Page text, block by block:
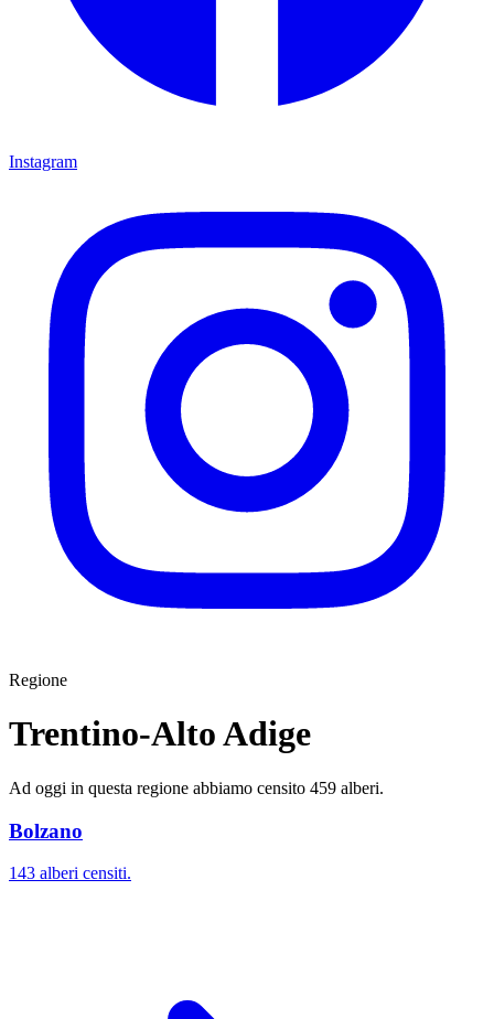
Instagram
Regione
Trentino-Alto Adige
Ad oggi in questa regione abbiamo censito 459 alberi.
Bolzano
143 alberi censiti.